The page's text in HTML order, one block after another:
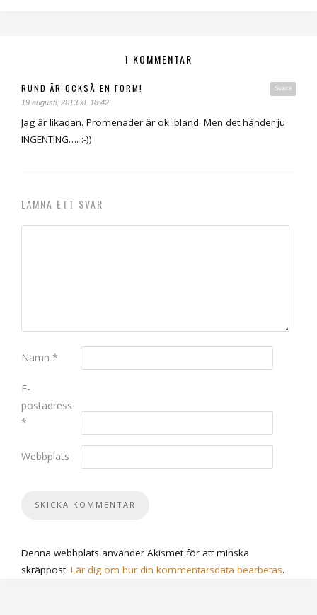
1 KOMMENTAR
Svara
RUND ÄR OCKSÅ EN FORM!
19 augusti, 2013 kl. 18:42
Jag är likadan. Promenader är ok ibland. Men det händer ju
INGENTING…. :-))
LÄMNA ETT SVAR
Namn *
E-
postadress
*
Webbplats
Denna webbplats använder Akismet för att minska
skräppost. Lär dig om hur din kommentarsdata bearbetas.